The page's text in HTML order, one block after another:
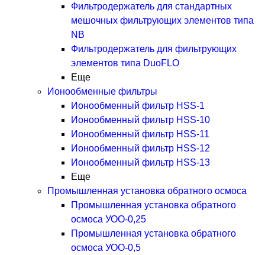
Фильтродержатель для стандартных
мешочных фильтрующих элементов типа
NB
Фильтродержатель для фильтрующих
элементов типа DuoFLO
Еще
Ионообменные фильтры
Ионообменный фильтр HSS-1
Ионообменный фильтр HSS-10
Ионообменный фильтр HSS-11
Ионообменный фильтр HSS-12
Ионообменный фильтр HSS-13
Еще
Промышленная установка обратного осмоса
Промышленная установка обратного
осмоса УОО-0,25
Промышленная установка обратного
осмоса УОО-0,5